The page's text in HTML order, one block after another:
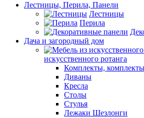
Лестницы, Перила, Панели
Лестницы
Перила
Дача и загородный дом
искусственного ротанга
Комплекты,
Диваны
Кресла
Столы
Стулья
Лежаки Шезлонги